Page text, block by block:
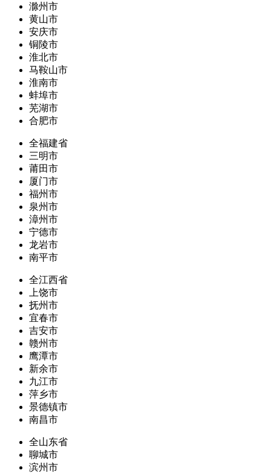
滁州市
黄山市
安庆市
铜陵市
淮北市
马鞍山市
淮南市
蚌埠市
芜湖市
合肥市
全福建省
三明市
莆田市
厦门市
福州市
泉州市
漳州市
宁德市
龙岩市
南平市
全江西省
上饶市
抚州市
宜春市
吉安市
赣州市
鹰潭市
新余市
九江市
萍乡市
景德镇市
南昌市
全山东省
聊城市
滨州市